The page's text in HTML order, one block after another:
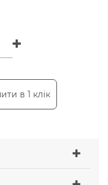
в 1 клік